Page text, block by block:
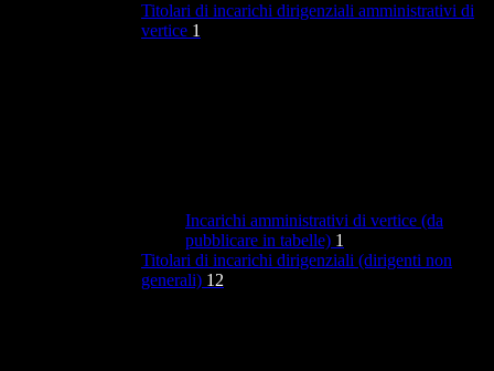
Titolari di incarichi dirigenziali amministrativi di
vertice 1
Incarichi amministrativi di vertice (da
pubblicare in tabelle) 1
Titolari di incarichi dirigenziali (dirigenti non
generali) 12